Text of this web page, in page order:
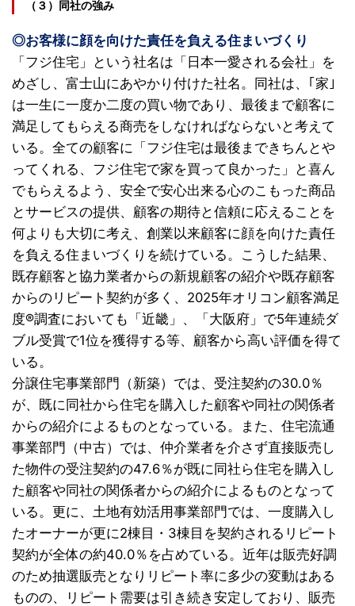
（３）同社の強み
◎お客様に顔を向けた責任を負える住まいづくり
「フジ住宅」という社名は「日本一愛される会社」を
めざし、富士山にあやかり付けた社名。同社は、｢家｣
は一生に一度か二度の買い物であり、最後まで顧客に
満足してもらえる商売をしなければならないと考えて
いる。全ての顧客に「フジ住宅は最後まできちんとや
ってくれる、フジ住宅で家を買って良かった」と喜ん
でもらえるよう、安全で安心出来る心のこもった商品
とサービスの提供、顧客の期待と信頼に応えることを
何よりも大切に考え、創業以来顧客に顔を向けた責任
を負える住まいづくりを続けている。こうした結果、
既存顧客と協力業者からの新規顧客の紹介や既存顧客
からのリピート契約が多く、2025年オリコン顧客満足
度®調査においても「近畿」、「大阪府」で5年連続ダ
ブル受賞で1位を獲得する等、顧客から高い評価を得て
いる。
分譲住宅事業部門（新築）では、受注契約の30.0％
が、既に同社から住宅を購入した顧客や同社の関係者
からの紹介によるものとなっている。また、住宅流通
事業部門（中古）では、仲介業者を介さず直接販売し
た物件の受注契約の47.6％が既に同社ら住宅を購入し
た顧客や同社の関係者からの紹介によるものとなって
いる。更に、土地有効活用事業部門では、一度購入し
たオーナーが更に2棟目・3棟目を契約されるリピート
契約が全体の約40.0％を占めている。近年は販売好調
のため抽選販売となりリピート率に多少の変動はある
ものの、リピート需要は引き続き安定しており、販売